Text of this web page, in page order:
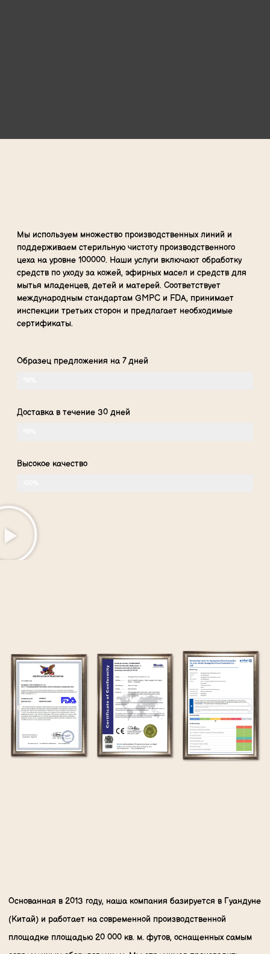
Мы используем множество производственных линий и
поддерживаем стерильную чистоту производственного
цеха на уровне 100000. Наши услуги включают обработку
средств по уходу за кожей, эфирных масел и средств для
мытья младенцев, детей и матерей. Соответствует
международным стандартам GMPC и FDA, принимает
инспекции третьих сторон и предлагает необходимые
сертификаты.
Образец предложения на 7 дней
Доставка в течение 30 дней
Высокое качество
Основанная в 2013 году, наша компания базируется в Гуандуне
(Китай) и работает на современной производственной
площадке площадью 20 000 кв. м. футов, оснащенных самым